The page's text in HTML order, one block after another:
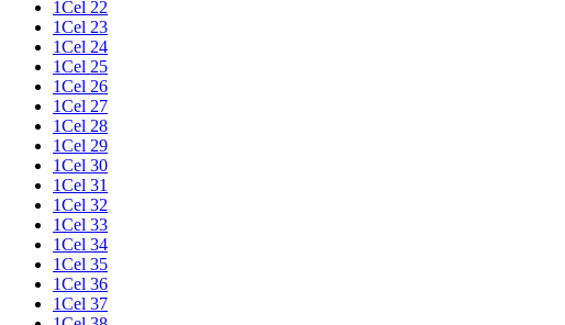
1Cel 22
1Cel 23
1Cel 24
1Cel 25
1Cel 26
1Cel 27
1Cel 28
1Cel 29
1Cel 30
1Cel 31
1Cel 32
1Cel 33
1Cel 34
1Cel 35
1Cel 36
1Cel 37